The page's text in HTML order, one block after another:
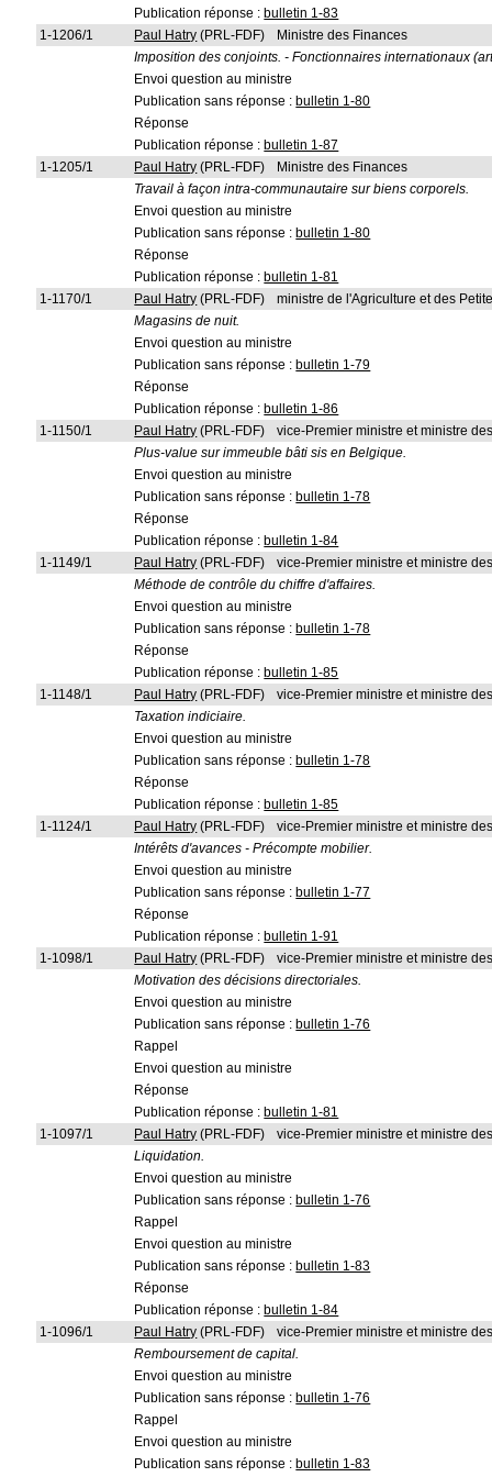
Publication réponse : bulletin 1-83
1-1206/1
Paul Hatry (PRL-FDF)
Ministre des Finances
Imposition des conjoints. - Fonctionnaires internationaux
Envoi question au ministre
Publication sans réponse : bulletin 1-80
Réponse
Publication réponse : bulletin 1-87
1-1205/1
Paul Hatry (PRL-FDF)
Ministre des Finances
Travail à façon intra-communautaire sur biens corporels.
Envoi question au ministre
Publication sans réponse : bulletin 1-80
Réponse
Publication réponse : bulletin 1-81
1-1170/1
Paul Hatry (PRL-FDF)
ministre de l'Agriculture et des
Magasins de nuit.
Envoi question au ministre
Publication sans réponse : bulletin 1-79
Réponse
Publication réponse : bulletin 1-86
1-1150/1
Paul Hatry (PRL-FDF)
vice-Premier ministre et ministre
Plus-value sur immeuble bâti sis en Belgique.
Envoi question au ministre
Publication sans réponse : bulletin 1-78
Réponse
Publication réponse : bulletin 1-84
1-1149/1
Paul Hatry (PRL-FDF)
vice-Premier ministre et ministre
Méthode de contrôle du chiffre d'affaires.
Envoi question au ministre
Publication sans réponse : bulletin 1-78
Réponse
Publication réponse : bulletin 1-85
1-1148/1
Paul Hatry (PRL-FDF)
vice-Premier ministre et ministre
Taxation indiciaire.
Envoi question au ministre
Publication sans réponse : bulletin 1-78
Réponse
Publication réponse : bulletin 1-85
1-1124/1
Paul Hatry (PRL-FDF)
vice-Premier ministre et ministre
Intérêts d'avances - Précompte mobilier.
Envoi question au ministre
Publication sans réponse : bulletin 1-77
Réponse
Publication réponse : bulletin 1-91
1-1098/1
Paul Hatry (PRL-FDF)
vice-Premier ministre et ministre
Motivation des décisions directoriales.
Envoi question au ministre
Publication sans réponse : bulletin 1-76
Rappel
Envoi question au ministre
Réponse
Publication réponse : bulletin 1-81
1-1097/1
Paul Hatry (PRL-FDF)
vice-Premier ministre et ministre
Liquidation.
Envoi question au ministre
Publication sans réponse : bulletin 1-76
Rappel
Envoi question au ministre
Publication sans réponse : bulletin 1-83
Réponse
Publication réponse : bulletin 1-84
1-1096/1
Paul Hatry (PRL-FDF)
vice-Premier ministre et ministre
Remboursement de capital.
Envoi question au ministre
Publication sans réponse : bulletin 1-76
Rappel
Envoi question au ministre
Publication sans réponse : bulletin 1-83